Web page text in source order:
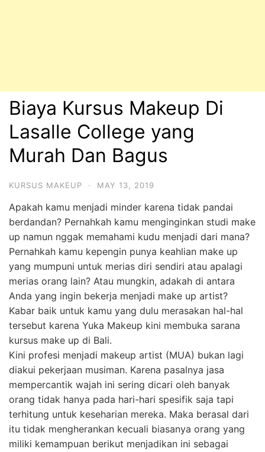
Biaya Kursus Makeup Di
Lasalle College yang
Murah Dan Bagus
KURSUS MAKEUP · MAY 13, 2019
Apakah kamu menjadi minder karena tidak pandai
berdandan? Pernahkah kamu menginginkan studi make
up namun nggak memahami kudu menjadi dari mana?
Pernahkah kamu kepengin punya keahlian make up
yang mumpuni untuk merias diri sendiri atau apalagi
merias orang lain? Atau mungkin, adakah di antara
Anda yang ingin bekerja menjadi make up artist?
Kabar baik untuk kamu yang dulu merasakan hal-hal
tersebut karena Yuka Makeup kini membuka sarana
kursus make up di Bali.
Kini profesi menjadi makeup artist (MUA) bukan lagi
diakui pekerjaan musiman. Karena pasalnya jasa
mempercantik wajah ini sering dicari oleh banyak
orang tidak hanya pada hari-hari spesifik saja tapi
terhitung untuk keseharian mereka. Maka berasal dari
itu tidak mengherankan kecuali biasanya orang yang
miliki kemampuan berikut menjadikan ini sebagai